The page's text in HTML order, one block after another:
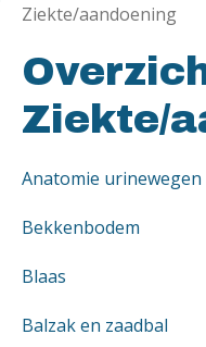
Ziekte/aandoening
Ziekte/
Anatomie urinewegen
Bekkenbodem
Blaas
Balzak en zaadbal